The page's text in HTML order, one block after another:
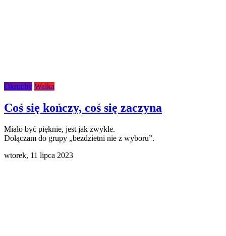
Okruchy Walka
Coś się kończy, coś się zaczyna
Miało być pięknie, jest jak zwykle.
Dołączam do grupy „bezdzietni nie z wyboru”.
wtorek, 11 lipca 2023